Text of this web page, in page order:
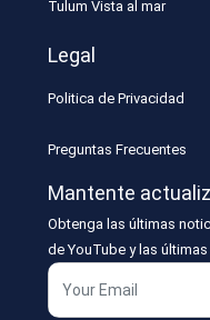
Tulum Vista al mar
Legal
Politica de Privacidad
Preguntas Frecuentes
Mantente
Obtenga las últimas
de YouTube y las